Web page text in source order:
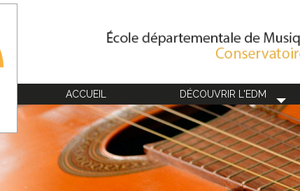
ACCUEIL DÉCOUVRIR L'EDM